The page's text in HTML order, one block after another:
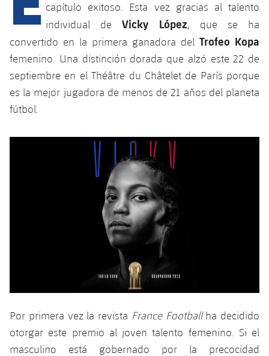
plusicon
más
Instalaciones
Palau Blaugrana
Estadi Johan Cruyff
Servicios Médicos
Instalaciones
capítulo exitoso. Esta vez gracias al talento
individual deVicky López, que se ha
convertido en la primera ganadora del Trofeo Kopa
femenino. Una distinción dorada que alzó este 22 de
septiembre en el Théâtre du Châtelet de París porque
es la mejor jugadora de menos de 21 años del planeta
fútbol.
Por primera vez la revista France Footballha decidido
otorgar este premio al joven talento femenino. Si el
masculino está gobernado por la precocidad